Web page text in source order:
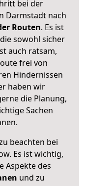
bei der
Darmstadt nach
Routen. Es ist
sowohl sicher
auch ratsam,
frei von
Hindernissen
haben wir
die Planung,
Sachen
beachten bei
Es ist wichtig,
Aspekte des
und zu